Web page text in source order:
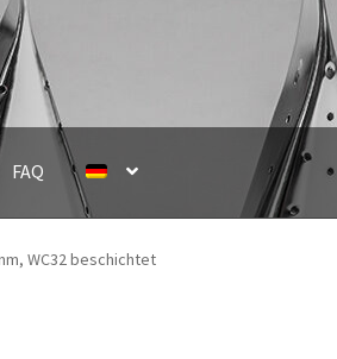
FAQ
WC32 beschichtet